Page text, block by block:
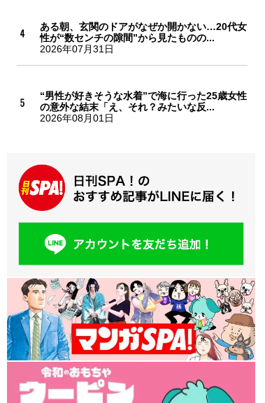
ある朝、玄関のドアがなぜか開かない…20代女
性が“数センチの隙間”から見たものの...
2026年07月31日
“男性が好きそうな水着”で海に行った25歳女性
の意外な結末「え、それ？みたいな反...
2026年08月01日